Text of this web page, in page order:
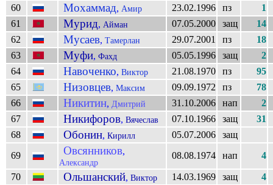
60
Мохаммад, Амир 23.02.1996 пз
1
61
Мурид, Айман 07.05.2000 защ
14
62
Мусаев, Тамерлан 29.07.2001 пз
18
63
Муфи, Фахд 05.05.1996 защ
2
64
Навоченко, Виктор 21.08.1970 пз
95
65
Низовцев, Максим 09.09.1972 пз
78
66
Никитин, Дмитрий 31.10.2006 нап
2
67
Никифоров, Вячеслав 07.10.1966 защ
31
68
Обонин, Кирилл 05.07.2006
защ
69
Овсянников,
Александр
08.08.1974 нап 4
70 Ольшанский, Виктор 14.03.1969 защ
4